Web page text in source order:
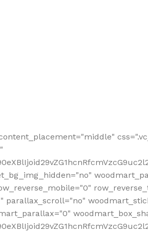
parallax_scroll="no"